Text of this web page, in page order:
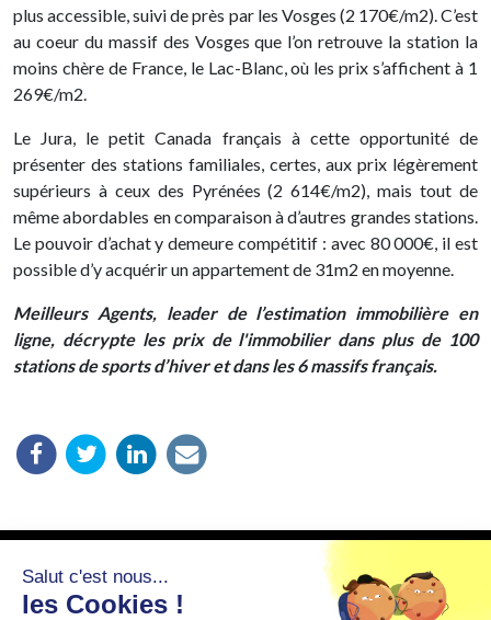
plus accessible, suivi de près par les Vosges (2 170€/m2). C’est
au coeur du massif des Vosges que l’on retrouve la station la
moins chère de France, le Lac-Blanc, où les prix s’affichent à 1
269€/m2.
Le Jura, le petit Canada français à cette opportunité de
présenter des stations familiales, certes, aux prix légèrement
supérieurs à ceux des Pyrénées (2 614€/m2), mais tout de
même abordables en comparaison à d’autres grandes stations.
Le pouvoir d’achat y demeure compétitif : avec 80 000€, il est
possible d’y acquérir un appartement de 31m2 en moyenne.
Meilleurs Agents, leader de l’estimation immobilière en
ligne, décrypte les prix de l'immobilier dans plus de 100
stations de sports d’hiver et dans les 6 massifs français.
Salut c'est nous...
les Cookies !